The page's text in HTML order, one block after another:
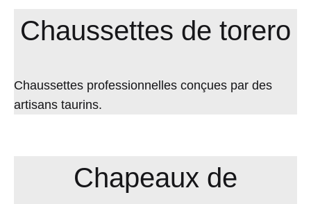
Chaussettes de torero
Chaussettes professionnelles conçues par des
artisans taurins.
Chapeaux de